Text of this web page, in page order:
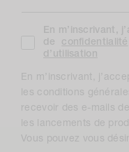
En m’inscrivant,
de confidentialité
d’utilisation
En m’inscrivant,
les conditions
recevoir des e-mails
les lancements de
Vous pouvez vous